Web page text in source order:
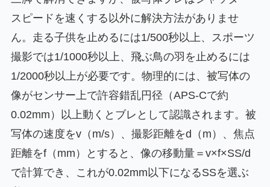
スピードを速くする以外に解決方法がありませ
ん。走る子供を止めるには1/500秒以上、スポーツ
撮影では1/1000秒以上、飛ぶ鳥の羽を止めるには
1/2000秒以上が必要です。物理的には、被写体の
像がセンサー上で許容錯乱円径（APS-Cで約
0.02mm）以上動くとブレとして認識されます。被
写体の速度をv（m/s）、撮影距離をd（m）、焦点
距離をf（mm）とすると、像の移動量＝v×f×SS/d
で計算でき、これが0.02mm以下になるSSを選ぶ